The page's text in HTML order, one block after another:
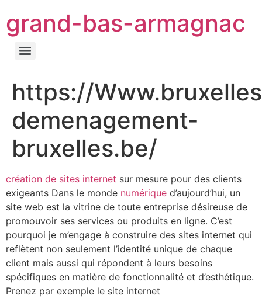
grand-bas-armagnac
https://
demenagement-
bruxelles.be/
création de sites internet sur mesure pour des clients
exigeants Dans le monde numérique d’aujourd’hui, un
site web est la vitrine de toute entreprise désireuse de
promouvoir ses services ou produits en ligne. C’est
pourquoi je m’engage à construire des sites internet qui
reflètent non seulement l’identité unique de chaque
client mais aussi qui répondent à leurs besoins
spécifiques en matière de fonctionnalité et d’esthétique.
Prenez par exemple le site internet